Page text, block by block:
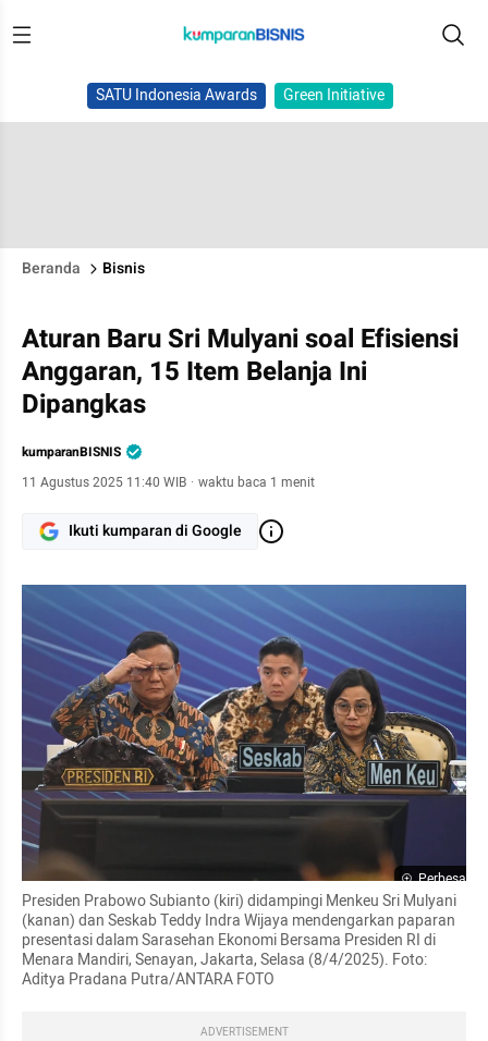
SATU Indonesia Awards Green Initiative
Beranda Bisnis
Aturan Baru Sri Mulyani soal Efisiensi
Anggaran, 15 Item Belanja Ini
Dipangkas
kumparanBISNIS
11 Agustus 2025 11:40 WIB · waktu baca 1 menit
Ikuti kumparan di Google
Perbesar
Presiden Prabowo Subianto (kiri) didampingi Menkeu Sri Mulyani
(kanan) dan Seskab Teddy Indra Wijaya mendengarkan paparan
presentasi dalam Sarasehan Ekonomi Bersama Presiden RI di
Menara Mandiri, Senayan, Jakarta, Selasa (8/4/2025). Foto:
Aditya Pradana Putra/ANTARA FOTO
ADVERTISEMENT